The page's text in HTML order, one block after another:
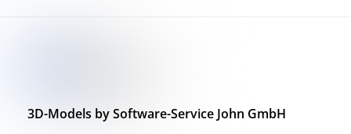
3D-Models by Software-Service John GmbH